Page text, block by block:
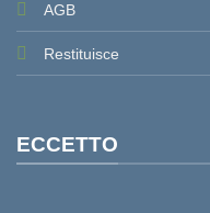
AGB
Restituisce
ECCETTO